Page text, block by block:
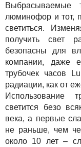
Выбрасываемые
люминофор и тот,
светиться.
получить свет
безопасны для
компании, даже
трубочек часов
радиации, как от
Использование
светится безо
века, а первые
не раньше, чем
около 10 лет –